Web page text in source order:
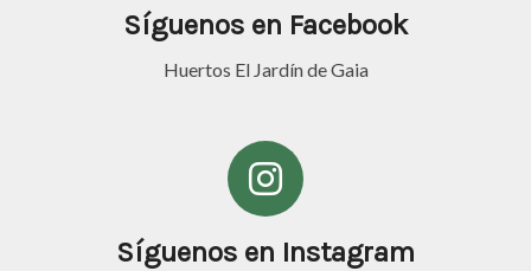
Síguenos en Facebook
Huertos El Jardín de Gaia
Síguenos en Instagram